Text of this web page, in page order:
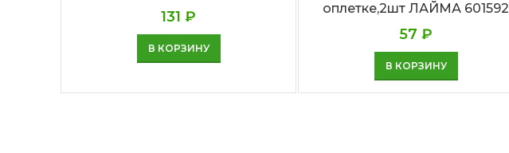
131₽
В КОРЗИНУ
оплетке,2шт ЛАЙМА 601592
57₽
В КОРЗИНУ